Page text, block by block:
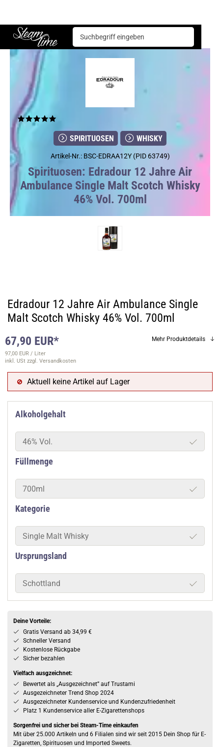
Steam time
Spirituosen Whisky Edradour 12 Jahre Air Ambulance Single Malt Scotch Whisky 46% Vol. 700ml
SPIRITUOSEN WHISKY
Artikel-Nr.: BSC-EDRAA12Y (PID 63749)
Spirituosen: Edradour 12 Jahre Air
Ambulance Single Malt Scotch Whisky
46% Vol. 700ml
Edradour 12 Jahre Air Ambulance Single
Malt Scotch Whisky 46% Vol. 700ml
67,90 EUR*
97,00 EUR / Liter
inkl. USt zzgl. Versandkosten
Mehr Produktdetails
Aktuell keine Artikel auf Lager
Alkoholgehalt
46% Vol.
Füllmenge
700ml
Kategorie
Single Malt Whisky
Ursprungsland
Schottland
Deine Vorteile:
Gratis Versand ab 34,99 €
Schneller Versand
Kostenlose Rückgabe
Sicher bezahlen
Vielfach ausgzeichnet:
Bewertet als „Ausgezeichnet” auf Trustami
Ausgezeichneter Trend Shop 2024
Ausgezeichneter Kundenservice und Kundenzufriedenheit
Platz 1 Kundenservice aller E-Zigarettenshops
Sorgenfrei und sicher bei Steam-Time einkaufen
Mit über 25.000 Artikeln und 6 Filialen sind wir seit 2015 Dein Shop für E-
Zigaretten, Spirituosen und Imported Sweets.